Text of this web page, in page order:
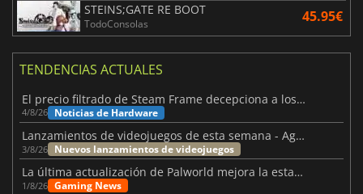
STEINS;GATE RE BOOT
TodoConsolas 45.95€
TENDENCIAS ACTUALES
El precio filtrado de Steam Frame decepciona a los usuarios
4/8/26 Noticias de Hardware
Lanzamientos de videojuegos de esta semana - Agosto de 2026 (semana 32)
3/8/26 Nuevos lanzamientos de videojuegos
La última actualización de Palworld mejora la estabilidad
1/8/26 Gaming News